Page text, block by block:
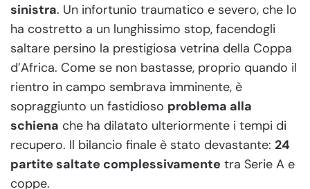
sinistra. Un infortunio traumatico e severo, che lo
ha costretto a un lunghissimo stop, facendogli
saltare persino la prestigiosa vetrina della Coppa
d’Africa. Come se non bastasse, proprio quando il
rientro in campo sembrava imminente, è
sopraggiunto un fastidioso problema alla
schiena che ha dilatato ulteriormente i tempi di
recupero. Il bilancio finale è stato devastante: 24
partite saltate complessivamente tra Serie A e
coppe.